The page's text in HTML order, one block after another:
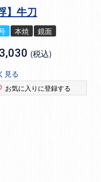
】牛刀
本焼 鏡面
税込
見る
お気に入りに登録する